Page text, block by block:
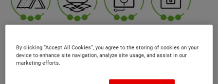
By clicking “Accept All Cookies”, you agree to the storing of cookies on your
device to enhance site navigation, analyze site usage, and assist in our
marketing efforts.